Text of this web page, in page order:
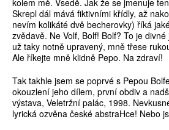
kolem mě. Vsedě. Jak že se jmenuje
Skrepl dál mává fiktivními křídly, až
nevím kolikáté dvě becherovky) říká
zvědavě. Ne Volf, Bolf! Bolf? To je
už taky notně upravený, mně třese
Ale říkejte mně klidně Pepo. Na zdraví!
Tak takhle jsem se poprvé s Pepou
okouzlení jeho dílem, první obdiv a
výstava, Veletržní palác, 1998.
lyrická ozvěna české abstraHce! Nebo